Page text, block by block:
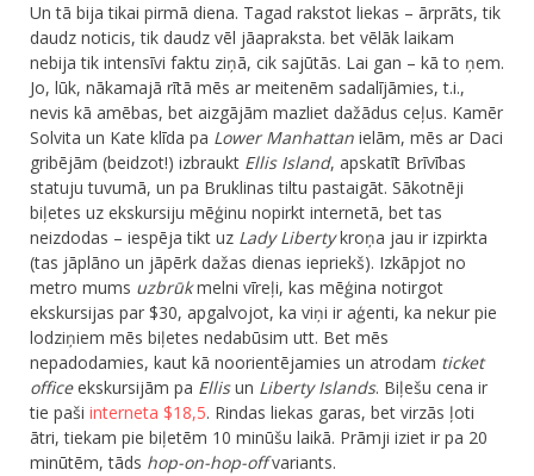
​Un tā bija tikai pirmā diena. Tagad rakstot liekas – ārprāts, tik
daudz noticis, tik daudz vēl jāapraksta. bet vēlāk laikam
nebija tik intensīvi faktu ziņā, cik sajūtās. Lai gan – kā to ņem.
Jo, lūk, nākamajā rītā mēs ar meitenēm sadalījāmies, t.i.,
nevis kā amēbas, bet aizgājām mazliet dažādus ceļus. Kamēr
Solvita un Kate klīda pa Lower Manhattan ielām, mēs ar Daci
gribējām (beidzot!) izbraukt Ellis Island, apskatīt Brīvības
statuju tuvumā, un pa Bruklinas tiltu pastaigāt. Sākotnēji
biļetes uz ekskursiju mēģinu nopirkt internetā, bet tas
neizdodas – iespēja tikt uz Lady Libertykroņa jau ir izpirkta
(tas jāplāno un jāpērk dažas dienas iepriekš). Izkāpjot no
metro mums uzbrūkmelni vīreļi, kas mēģina notirgot
ekskursijas par $30, apgalvojot, ka viņi ir aģenti, ka nekur pie
lodziņiem mēs biļetes nedabūsim utt. Bet mēs
nepadodamies, kaut kā noorientējamies un atrodam ticket
officeekskursijām pa Ellisun Liberty Islands. Biļešu cena ir
tie paši interneta $18,5. Rindas liekas garas, bet virzās ļoti
ātri, tiekam pie biļetēm 10 minūšu laikā. Prāmji iziet ir pa 20
minūtēm, tāds hop-on-hop-offvariants.